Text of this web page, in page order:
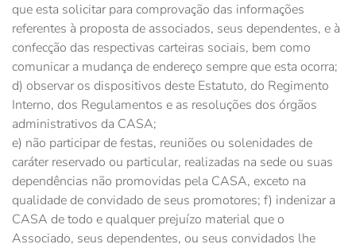
que esta solicitar para comprovação das informações
referentes à proposta de associados, seus dependentes, e à
confecção das respectivas carteiras sociais, bem como
comunicar a mudança de endereço sempre que esta ocorra;
d) observar os dispositivos deste Estatuto, do Regimento
Interno, dos Regulamentos e as resoluções dos órgãos
administrativos da CASA;
e) não participar de festas, reuniões ou solenidades de
caráter reservado ou particular, realizadas na sede ou suas
dependências não promovidas pela CASA, exceto na
qualidade de convidado de seus promotores; f) indenizar a
CASA de todo e qualquer prejuízo material que o
Associado, seus dependentes, ou seus convidados lhe